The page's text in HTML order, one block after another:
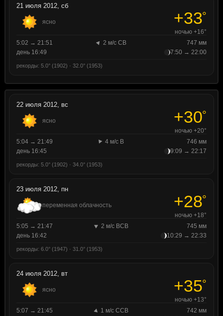
21 июля 2012, сб
ясно +33°
ночью +16°
5:02 → 21:51
2 м/с СВ
747 мм
день 16:49
7:50 → 22:00
рекорды: 5.0° (1902) · 32.0° (1953)
22 июля 2012, вс
ясно +30°
ночью +20°
5:04 → 21:49
4 м/с В
746 мм
день 16:45
9:09 → 22:17
рекорды: 5.0° (1902) · 34.0° (1953)
23 июля 2012, пн
переменная облачность +28°
ночью +18°
5:05 → 21:47
2 м/с ВСВ
745 мм
день 16:42
10:29 → 22:33
рекорды: 6.0° (1947) · 31.0° (1953)
24 июля 2012, вт
ясно +35°
ночью +13°
5:07 → 21:45
1 м/с ССВ
742 мм